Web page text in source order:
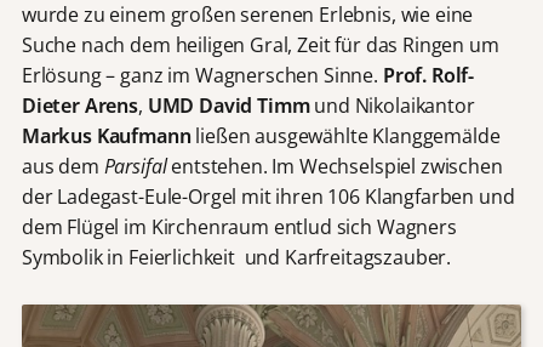
wurde zu einem großen serenen Erlebnis, wie eine
Suche nach dem heiligen Gral, Zeit für das Ringen um
Erlösung – ganz im Wagnerschen Sinne. Prof. Rolf-
Dieter Arens, UMD David Timmund Nikolaikantor
Markus Kaufmannließen ausgewählte Klanggemälde
aus dem Parsifalentstehen. Im Wechselspiel zwischen
der Ladegast-Eule-Orgel mit ihren 106 Klangfarben und
dem Flügel im Kirchenraum entlud sich Wagners
Symbolik in Feierlichkeit und Karfreitagszauber.